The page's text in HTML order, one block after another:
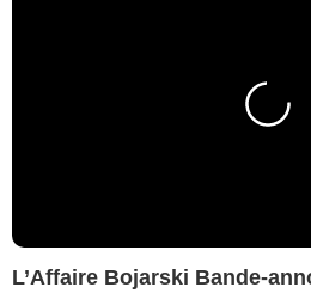
L’Affaire Bojarski Bande-